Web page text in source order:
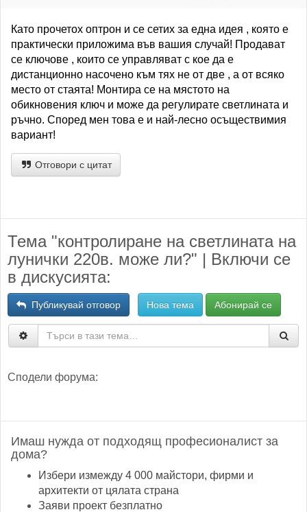
Като прочетох оптрон и се сетих за една идея , която е
практически приложима във вашия случай! Продават
се ключове , които се управляват с кое да е
дистанционно насочено към тях не от две , а от всяко
место от стаята! Монтира се на мястото на
обикновения ключ и може да регулирате светлината и
ръчно. Според мен това е и най-лесно осъществимия
вариант!
Отговори с цитат
Тема "контролиране на светлината на
лунички 220в. може ли?" | Включи се
в дискусията:
Публикувай отговор Нова тема Абонирай се
Сподели форума:
Имаш нужда от подходящ професионалист за
дома?
Избери измежду 4 000 майстори, фирми и
архитекти от цялата страна
Заяви проект безплатно